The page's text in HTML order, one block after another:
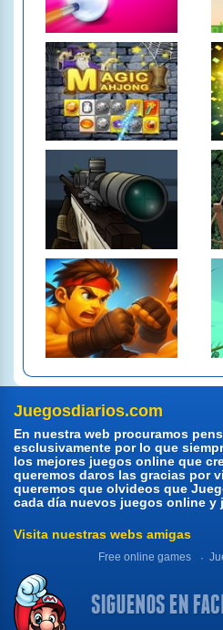
Juegosdiarios.com
En nuestra web procuramos
esclusivamente por lo que
los mejores juegos online que
queremos daros las gracias por
queremos que olvideos que
cada día nuevos juegos online y
Visita nuestras webs amigas
Free online games